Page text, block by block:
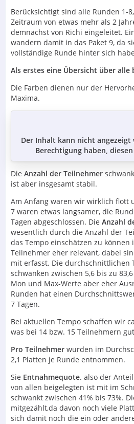
Berücksichtigt sind alle Runden 1-
Zeitraum von etwas mehr als 2
demnächst von Richi eingeleitet.
wandern damit in das Paket 9, da
vollständige Runde hinter sich
Als erstes eine Übersicht über alle
Die Farben dienen nur der
Maxima.
Der Inhalt kann nicht angezeigt
Berechtigung haben,
Die Anzahl der Teilnehmer
ist aber insgesamt stabil.
Am Anfang waren wir wirklich flott
7 waren etwas langsamer, die
Tagen abgeschlossen. Die Anzahl
wesentlich durch die Anzahl der
das Tempo einschätzen zu
Teilnehmer eher relevant, dabei
mit erfasst. Die durchschnittlichen
schwanken zwischen 5,6 bis zu
Mon und Max-Werte aber eher
Runden hat einen
7 Tagen.
Bei aktuellen Tempo schaffen wir
was bei 14 bzw. 15 Teilnehmern
Pro Teilnehmer wurden im
2,1 Platten je Runde entnommen.
Sie Entnahmequote. also der
von allen beigelegten ist mit im
schwankt zwischen 41% bis 73%.
mitgezählt,da davon noch viele
sich damit noch die ein oder